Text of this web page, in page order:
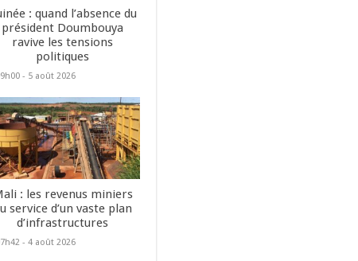
: quand l’absence du
président Doumbouya
ravive les tensions
politiques
- 5 août 2026
: les revenus miniers
service d’un vaste plan
d’infrastructures
- 4 août 2026